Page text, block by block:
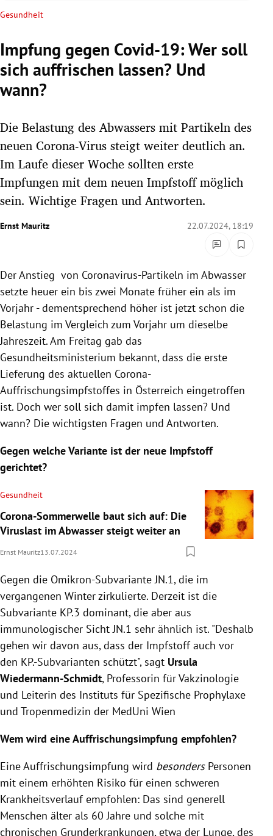
Untermenü
Untermenü
Untermenü
Untermenü
Untermenü
Untermenü
Gesundheit
Impfung gegen Covid-19: Wer soll
sich auffrischen lassen? Und
wann?
Die Belastung des Abwassers mit Partikeln des
neuen Corona-Virus steigt weiter deutlich an.
Im Laufe dieser Woche sollten erste
Impfungen mit dem neuen Impfstoff möglich
sein. Wichtige Fragen und Antworten.
Ernst Mauritz 22.07.2024, 18:19
Der Anstieg von Coronavirus-Partikeln im Abwasser
setzte heuer ein bis zwei Monate früher ein als im
Vorjahr - dementsprechend höher ist jetzt schon die
Belastung im Vergleich zum Vorjahr um dieselbe
Jahreszeit. Am Freitag gab das
Gesundheitsministerium bekannt, dass die erste
Lieferung des aktuellen Corona-
Auffrischungsimpfstoffes in Österreich eingetroffen
ist. Doch wer soll sich damit impfen lassen? Und
wann? Die wichtigsten Fragen und Antworten.
Gegen welche Variante ist der neue Impfstoff
gerichtet?
Gesundheit
Corona-Sommerwelle baut sich auf: Die
Viruslast im Abwasser steigt weiter an
Ernst Mauritz13.07.2024
Gegen die Omikron-Subvariante JN.1, die im
vergangenen Winter zirkulierte. Derzeit ist die
Subvariante KP.3 dominant, die aber aus
immunologischer Sicht JN.1 sehr ähnlich ist. "Deshalb
gehen wir davon aus, dass der Impfstoff auch vor
den KP.-Subvarianten schützt", sagt Ursula
Wiedermann-Schmidt, Professorin für Vakzinologie
und Leiterin des Instituts für Spezifische Prophylaxe
und Tropenmedizin der MedUni Wien
Wem wird eine Auffrischungsimpfung empfohlen?
Eine Auffrischungsimpfung wird besondersPersonen
mit einem erhöhten Risiko für einen schweren
Krankheitsverlauf empfohlen: Das sind generell
Menschen älter als 60 Jahre und solche mit
chronischen Grunderkrankungen, etwa der Lunge, des